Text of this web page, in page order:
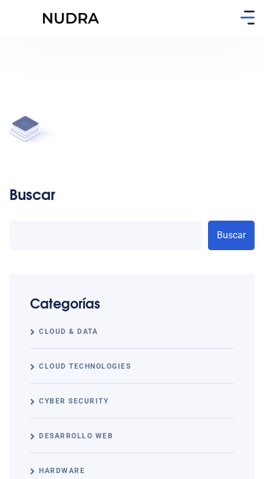
Buscar
Buscar
Categorías
CLOUD & DATA
CLOUD TECHNOLOGIES
CYBER SECURITY
DESARROLLO WEB
HARDWARE